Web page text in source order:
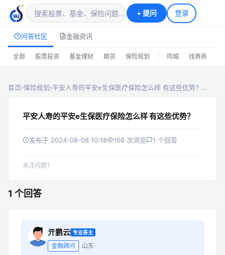
+提问 登录
问答社区 金融资讯
全部 股票投资 基金理财 期货 保险规划 同城 找券商
首页›保险规划›平安人寿的平安e生保医疗保险怎么样 有这些优势？…
平安人寿的平安e生保医疗保险怎么样 有这些优势？
发布于 2024-08-08 10:18 168 次浏览 1 个回答
关注问题1
1 个回答
亓鹏云 专业答主
金融顾问 山东